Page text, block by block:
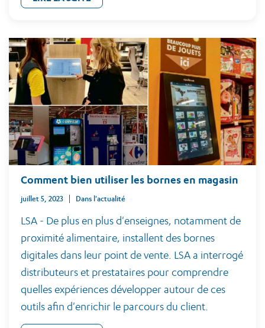
Comment bien utiliser les bornes en magasin
juillet 5, 2023 Dans l'actualité
LSA - De plus en plus d'enseignes, notamment de
proximité alimentaire, installent des bornes
digitales dans leur point de vente. LSA a interrogé
distributeurs et prestataires pour comprendre
quelles expériences développer autour de ces
outils afin d'enrichir le parcours du client.